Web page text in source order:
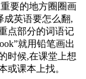
要的地方圈圈画
成英语要怎么翻,
点部分的词语记
就用铅笔画出
时候,在课堂上想
或课本上找。